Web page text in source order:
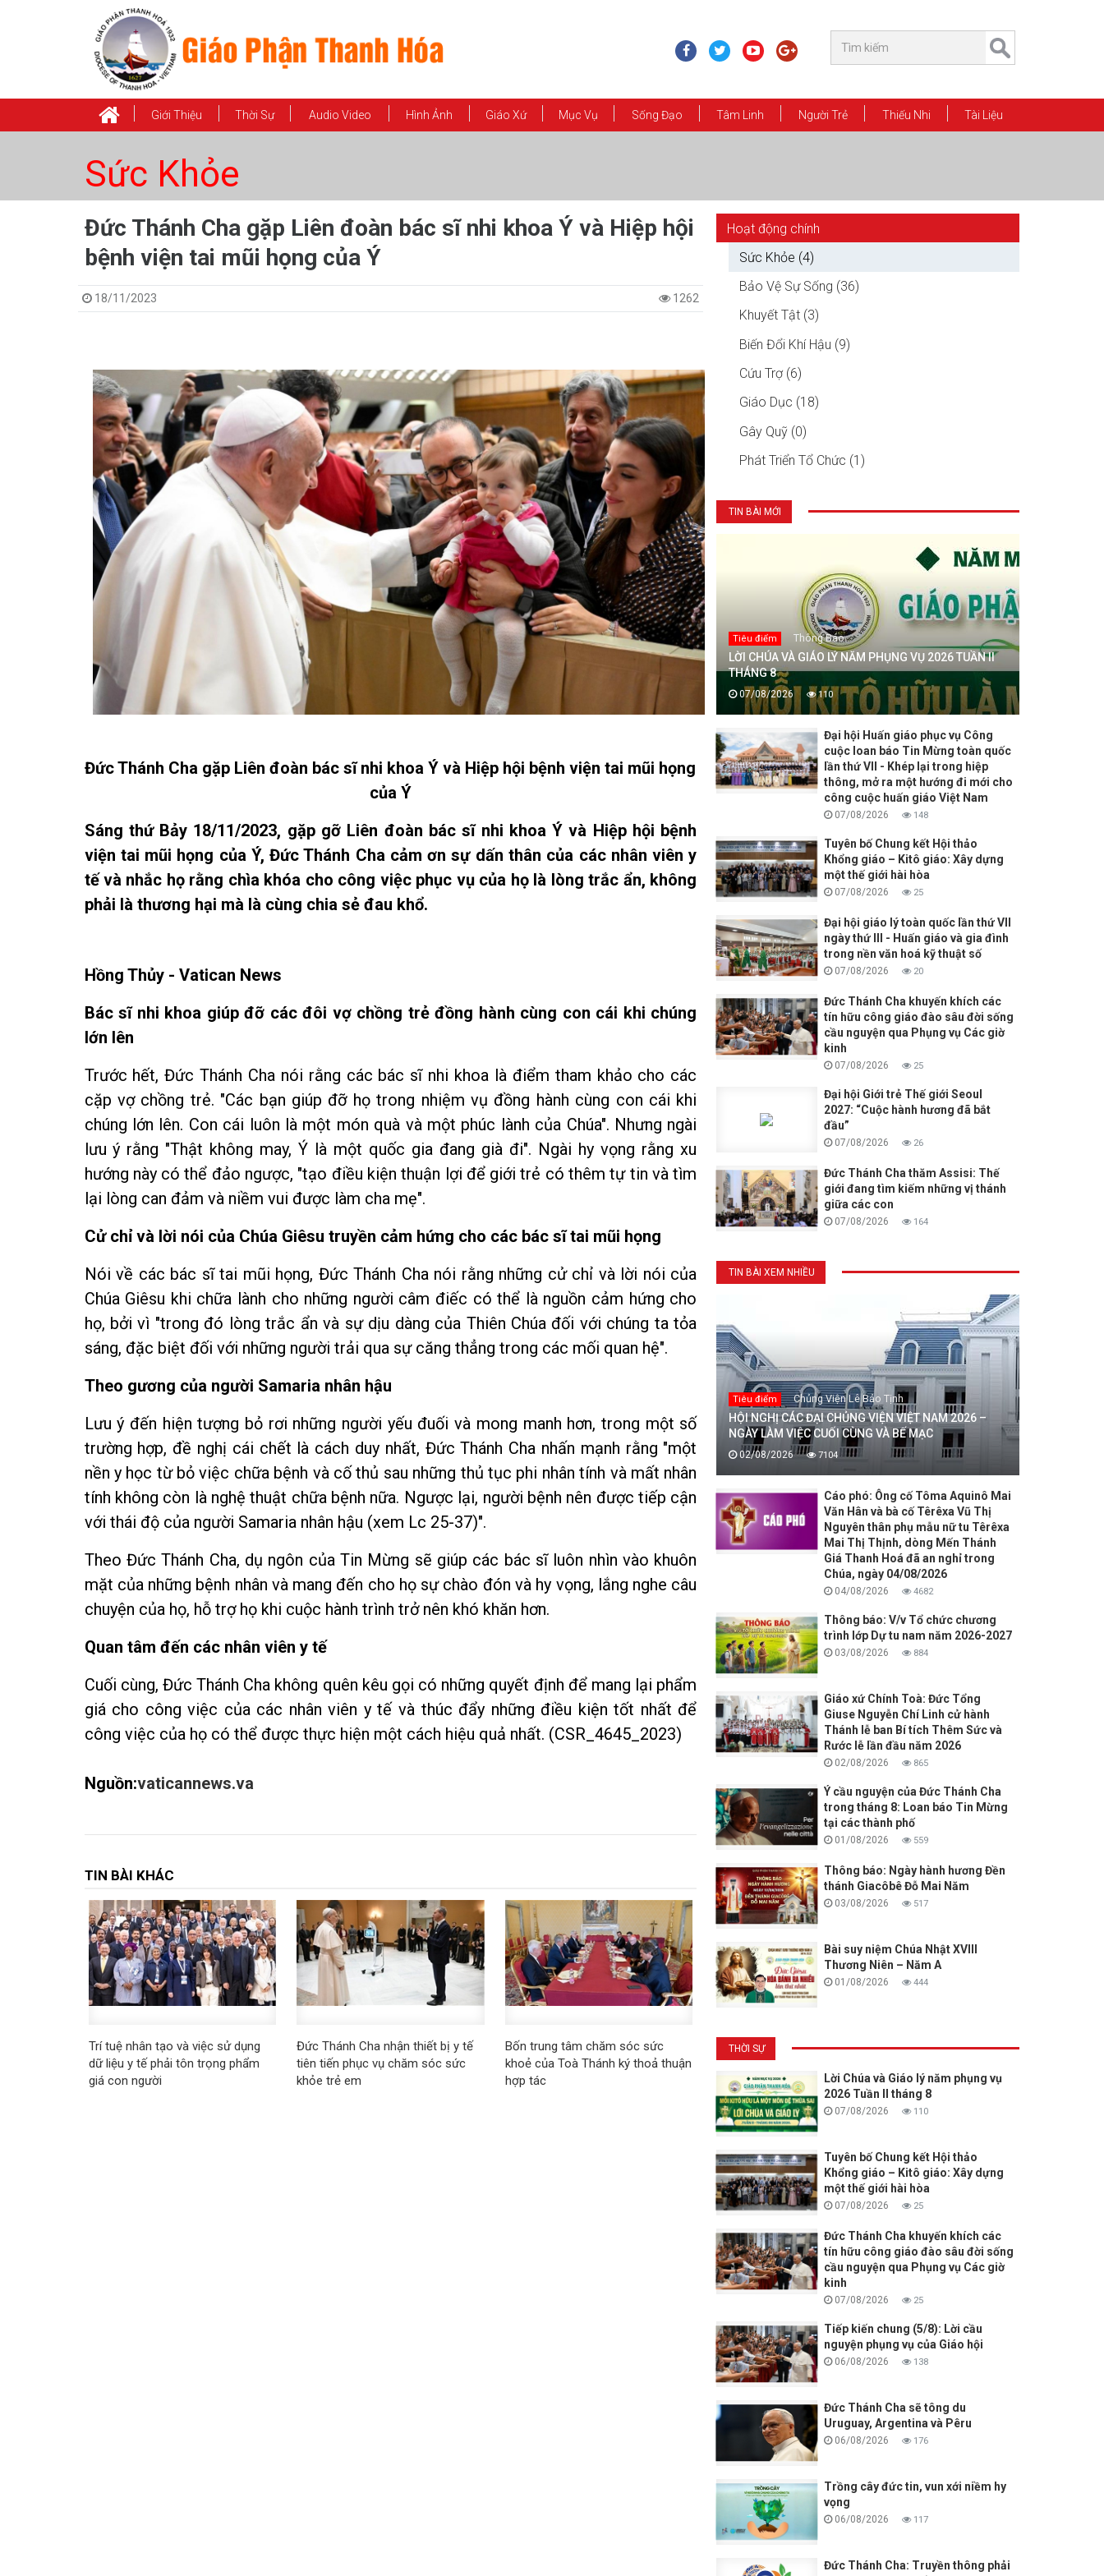
Giới Thiệu Thời Sự Audio Video Hình Ảnh Giáo Xứ Mục Vụ Sống Đạo Tâm Linh Người Trẻ Thiếu Nhi Tài Liệu
Sức Khỏe
Đức Thánh Cha gặp Liên đoàn bác sĩ nhi khoa Ý và Hiệp hội
bệnh viện tai mũi họng của Ý
18/11/2023 1262
Đức Thánh Cha gặp Liên đoàn bác sĩ nhi khoa Ý và Hiệp hội bệnh viện tai mũi họng
của Ý
Sáng thứ Bảy 18/11/2023, gặp gỡ Liên đoàn bác sĩ nhi khoa Ý và Hiệp hội bệnh
viện tai mũi họng của Ý, Đức Thánh Cha cảm ơn sự dấn thân của các nhân viên y
tế và nhắc họ rằng chìa khóa cho công việc phục vụ của họ là lòng trắc ẩn, không
phải là thương hại mà là cùng chia sẻ đau khổ.
Hồng Thủy - Vatican News
Bác sĩ nhi khoa giúp đỡ các đôi vợ chồng trẻ đồng hành cùng con cái khi chúng
lớn lên
Trước hết, Đức Thánh Cha nói rằng các bác sĩ nhi khoa là điểm tham khảo cho các
cặp vợ chồng trẻ. "Các bạn giúp đỡ họ trong nhiệm vụ đồng hành cùng con cái khi
chúng lớn lên. Con cái luôn là một món quà và một phúc lành của Chúa". Nhưng ngài
lưu ý rằng "Thật không may, Ý là một quốc gia đang già đi". Ngài hy vọng rằng xu
hướng này có thể đảo ngược, "tạo điều kiện thuận lợi để giới trẻ có thêm tự tin và tìm
lại lòng can đảm và niềm vui được làm cha mẹ".
Cử chỉ và lời nói của Chúa Giêsu truyền cảm hứng cho các bác sĩ tai mũi họng
Nói về các bác sĩ tai mũi họng, Đức Thánh Cha nói rằng những cử chỉ và lời nói của
Chúa Giêsu khi chữa lành cho những người câm điếc có thể là nguồn cảm hứng cho
họ, bởi vì "trong đó lòng trắc ẩn và sự dịu dàng của Thiên Chúa đối với chúng ta tỏa
sáng, đặc biệt đối với những người trải qua sự căng thẳng trong các mối quan hệ".
Theo gương của người Samaria nhân hậu
Lưu ý đến hiện tượng bỏ rơi những người yếu đuối và mong manh hơn, trong một số
trường hợp, đề nghị cái chết là cách duy nhất, Đức Thánh Cha nhấn mạnh rằng "một
nền y học từ bỏ việc chữa bệnh và cố thủ sau những thủ tục phi nhân tính và mất nhân
tính không còn là nghệ thuật chữa bệnh nữa. Ngược lại, người bệnh nên được tiếp cận
với thái độ của người Samaria nhân hậu (xem Lc 25-37)".
Theo Đức Thánh Cha, dụ ngôn của Tin Mừng sẽ giúp các bác sĩ luôn nhìn vào khuôn
mặt của những bệnh nhân và mang đến cho họ sự chào đón và hy vọng, lắng nghe câu
chuyện của họ, hỗ trợ họ khi cuộc hành trình trở nên khó khăn hơn.
Quan tâm đến các nhân viên y tế
Cuối cùng, Đức Thánh Cha không quên kêu gọi có những quyết định để mang lại phẩm
giá cho công việc của các nhân viên y tế và thúc đẩy những điều kiện tốt nhất để
công việc của họ có thể được thực hiện một cách hiệu quả nhất. (CSR_4645_2023)
Nguồn:vaticannews.va
TIN BÀI KHÁC
Trí tuệ nhân tạo và việc sử dụng
dữ liệu y tế phải tôn trọng phẩm
giá con người
Đức Thánh Cha nhận thiết bị y tế
tiên tiến phục vụ chăm sóc sức
khỏe trẻ em
Bốn trung tâm chăm sóc sức
khoẻ của Toà Thánh ký thoả thuận
hợp tác
Hoạt động chính
Sức Khỏe (4)
Bảo Vệ Sự Sống (36)
Khuyết Tật (3)
Biến Đổi Khí Hậu (9)
Cứu Trợ (6)
Giáo Dục (18)
Gây Quỹ (0)
Phát Triển Tổ Chức (1)
TIN BÀI MỚI
Tiêu điểm Thông Báo
LỜI CHÚA VÀ GIÁO LÝ NĂM PHỤNG VỤ 2026 TUẦN II
THÁNG 8
07/08/2026 110
Đại hội Huấn giáo phục vụ Công
cuộc loan báo Tin Mừng toàn quốc
lần thứ VII - Khép lại trong hiệp
thông, mở ra một hướng đi mới cho
công cuộc huấn giáo Việt Nam
07/08/2026 148
Tuyên bố Chung kết Hội thảo
Khổng giáo – Kitô giáo: Xây dựng
một thế giới hài hòa
07/08/2026 25
Đại hội giáo lý toàn quốc lần thứ VII
ngày thứ III - Huấn giáo và gia đình
trong nền văn hoá kỹ thuật số
07/08/2026 20
Đức Thánh Cha khuyến khích các
tín hữu công giáo đào sâu đời sống
cầu nguyện qua Phụng vụ Các giờ
kinh
07/08/2026 25
Đại hội Giới trẻ Thế giới Seoul
2027: “Cuộc hành hương đã bắt
đầu”
07/08/2026 26
Đức Thánh Cha thăm Assisi: Thế
giới đang tìm kiếm những vị thánh
giữa các con
07/08/2026 164
TIN BÀI XEM NHIỀU
Tiêu điểm Chủng Viện Lê Bảo Tịnh
HỘI NGHỊ CÁC ĐẠI CHỦNG VIỆN VIỆT NAM 2026 –
NGÀY LÀM VIỆC CUỐI CÙNG VÀ BẾ MẠC
02/08/2026 7104
Cáo phó: Ông cố Tôma Aquinô Mai
Văn Hân và bà cố Têrêxa Vũ Thị
Nguyên thân phụ mẫu nữ tu Têrêxa
Mai Thị Thịnh, dòng Mến Thánh
Giá Thanh Hoá đã an nghỉ trong
Chúa, ngày 04/08/2026
04/08/2026 4682
Thông báo: V/v Tổ chức chương
trình lớp Dự tu nam năm 2026-2027
03/08/2026 884
Giáo xứ Chính Toà: Đức Tổng
Giuse Nguyễn Chí Linh cử hành
Thánh lễ ban Bí tích Thêm Sức và
Rước lễ lần đầu năm 2026
02/08/2026 865
Ý cầu nguyện của Đức Thánh Cha
trong tháng 8: Loan báo Tin Mừng
tại các thành phố
01/08/2026 559
Thông báo: Ngày hành hương Đền
thánh Giacôbê Đỗ Mai Năm
03/08/2026 517
Bài suy niệm Chúa Nhật XVIII
Thương Niên – Năm A
01/08/2026 444
THỜI SỰ
Lời Chúa và Giáo lý năm phụng vụ
2026 Tuần II tháng 8
07/08/2026 110
Tuyên bố Chung kết Hội thảo
Khổng giáo – Kitô giáo: Xây dựng
một thế giới hài hòa
07/08/2026 25
Đức Thánh Cha khuyến khích các
tín hữu công giáo đào sâu đời sống
cầu nguyện qua Phụng vụ Các giờ
kinh
07/08/2026 25
Tiếp kiến chung (5/8): Lời cầu
nguyện phụng vụ của Giáo hội
06/08/2026 138
Đức Thánh Cha sẽ tông du
Uruguay, Argentina và Pêru
06/08/2026 176
Trồng cây đức tin, vun xới niềm hy
vọng
06/08/2026 117
Đức Thánh Cha: Truyền thông phải